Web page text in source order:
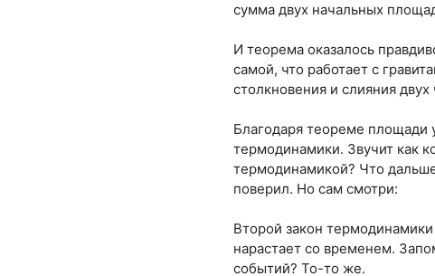
сумма двух начальных
И теорема оказалось
самой, что работает с
столкновения и слияния
Благодаря теореме площади
термодинамики. Звучит как
термодинамикой? Что
поверил. Но сам смотри:
Второй закон
нарастает со временем.
событий? То-то же.